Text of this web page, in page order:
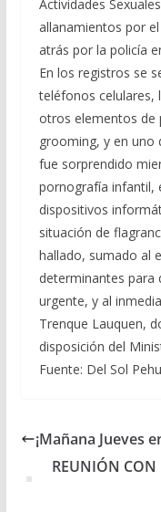
Actividades
allanamientos por
atrás por la policía
En los registros se
teléfonos celulares,
otros elementos de
grooming, y en uno
fue sorprendido
pornografía infantil,
dispositivos
situación de
hallado, sumado al
determinantes para
urgente, y al
Trenque Lauquen,
disposición del
Fuente: Del Sol
¡Mañana Jueves
REUNIÓN CON